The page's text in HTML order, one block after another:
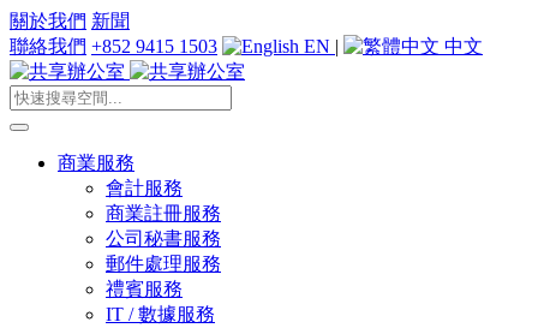
關於我們 新聞
聯絡我們 +852 9415 1503 EN | 中文
商業服務
會計服務
商業註冊服務
公司秘書服務
郵件處理服務
禮賓服務
IT / 數據服務